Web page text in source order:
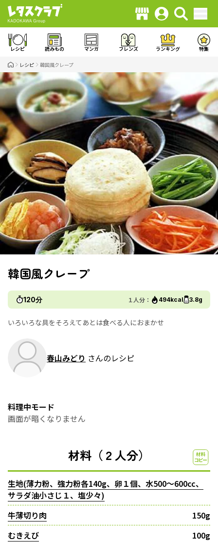
レシピ 読みもの マンガ フレンズ ランキング 特集
レシピ 韓国風クレープ
韓国風クレープ
120分 １人分： 494kcal 3.8g
いろいろな具をそろえてあとは食べる人におまかせ
春山みどり さんのレシピ
料理中モード
画面が暗くなりません
材料（２人分）
生地(薄力粉、強力粉各140g、卵１個、水500〜600cc、
サラダ油小さじ１、塩少々)
牛薄切り肉
150g
むきえび
100g